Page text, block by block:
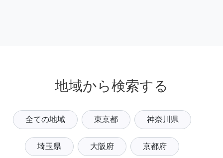
地域から検索する
全ての地域 東京都 神奈川県
埼玉県 大阪府 京都府